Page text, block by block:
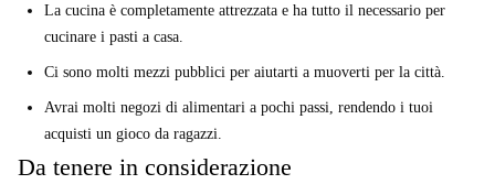
La cucina è completamente attrezzata e ha tutto il necessario per
cucinare i pasti a casa.
Ci sono molti mezzi pubblici per aiutarti a muoverti per la città.
Avrai molti negozi di alimentari a pochi passi, rendendo i tuoi
acquisti un gioco da ragazzi.
Da tenere in considerazione